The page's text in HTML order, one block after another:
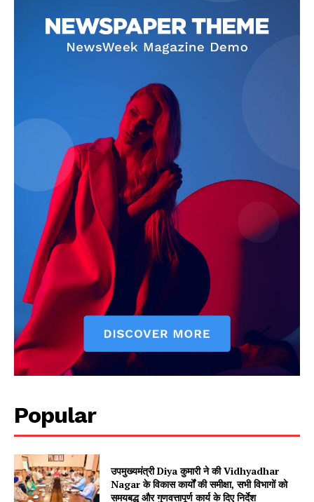
Popular
उपमुख्यमंत्री Diya कुमारी ने की Vidhyadhar
Nagar के विकास कार्यों की समीक्षा, सभी विभागों को
समयबद्ध और गुणवत्तापूर्ण कार्य के दिए निर्देश